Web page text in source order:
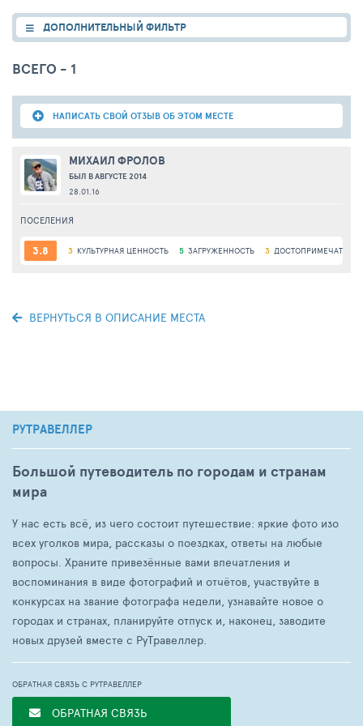
ДОПОЛНИТЕЛЬНЫЙ ФИЛЬТР
ВСЕГО - 1
НАПИСАТЬ СВОЙ ОТЗЫВ ОБ ЭТОМ МЕСТЕ
МИХАИЛ ФРОЛОВ
БЫЛ В АВГУСТЕ 2014
28.01.16
ПОСЕЛЕНИЯ
3.8 3 КУЛЬТУРНАЯ ЦЕННОСТЬ 5 ЗАГРУЖЕННОСТЬ 3
ВЕРНУТЬСЯ В ОПИСАНИЕ МЕСТА
РУТРАВЕЛЛЕР
Большой путеводитель по городам и странам
мира
У нас есть всё, из чего состоит путешествие: яркие фото изо
всех уголков мира, рассказы о поездках, ответы на любые
вопросы. Храните привезённые вами впечатления и
воспоминания в виде фотографий и отчётов, участвуйте в
конкурсах на звание фотографа недели, узнавайте новое о
городах и странах, планируйте отпуск и, наконец, заводите
новых друзей вместе с РуТравеллер.
ОБРАТНАЯ СВЯЗЬ С РУТРАВЕЛЛЕР
ОБРАТНАЯ СВЯЗЬ